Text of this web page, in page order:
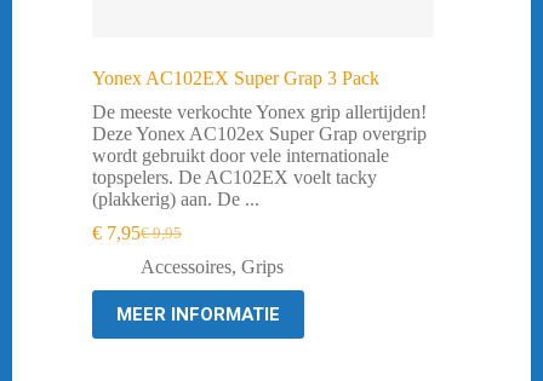
Yonex AC102EX Super Grap 3 Pack
De meeste verkochte Yonex grip allertijden!
Deze Yonex AC102ex Super Grap overgrip
wordt gebruikt door vele internationale
topspelers. De AC102EX voelt tacky
(plakkerig) aan. De ...
€9,95
Oorspronkelijke
prijs
was:
€ 9,95.
€ 7,95Huidige
prijs
is:
€ 7,95.
Accessoires, Grips
MEER INFORMATIE